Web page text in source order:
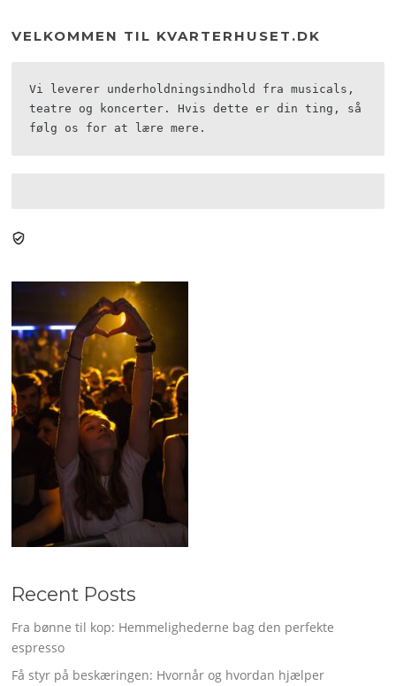
VELKOMMEN TIL KVARTERHUSET.DK
Vi leverer underholdningsindhold fra musicals,
teatre og koncerter. Hvis dette er din ting, så
følg os for at lære mere.
Recent Posts
Fra bønne til kop: Hemmelighederne bag den perfekte
espresso
Få styr på beskæringen: Hvornår og hvordan hjælper